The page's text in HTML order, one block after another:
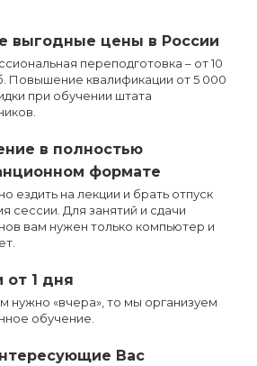
выгодные цены в России
переподготовка – от 10
Повышение квалификации от 5 000
при обучении штата
в полностью
формате
ездить на лекции и брать отпуск
сессии. Для занятий и сдачи
вам нужен только компьютер и
от 1 дня
нужно «вчера», то мы организуем
обучение.
Вас